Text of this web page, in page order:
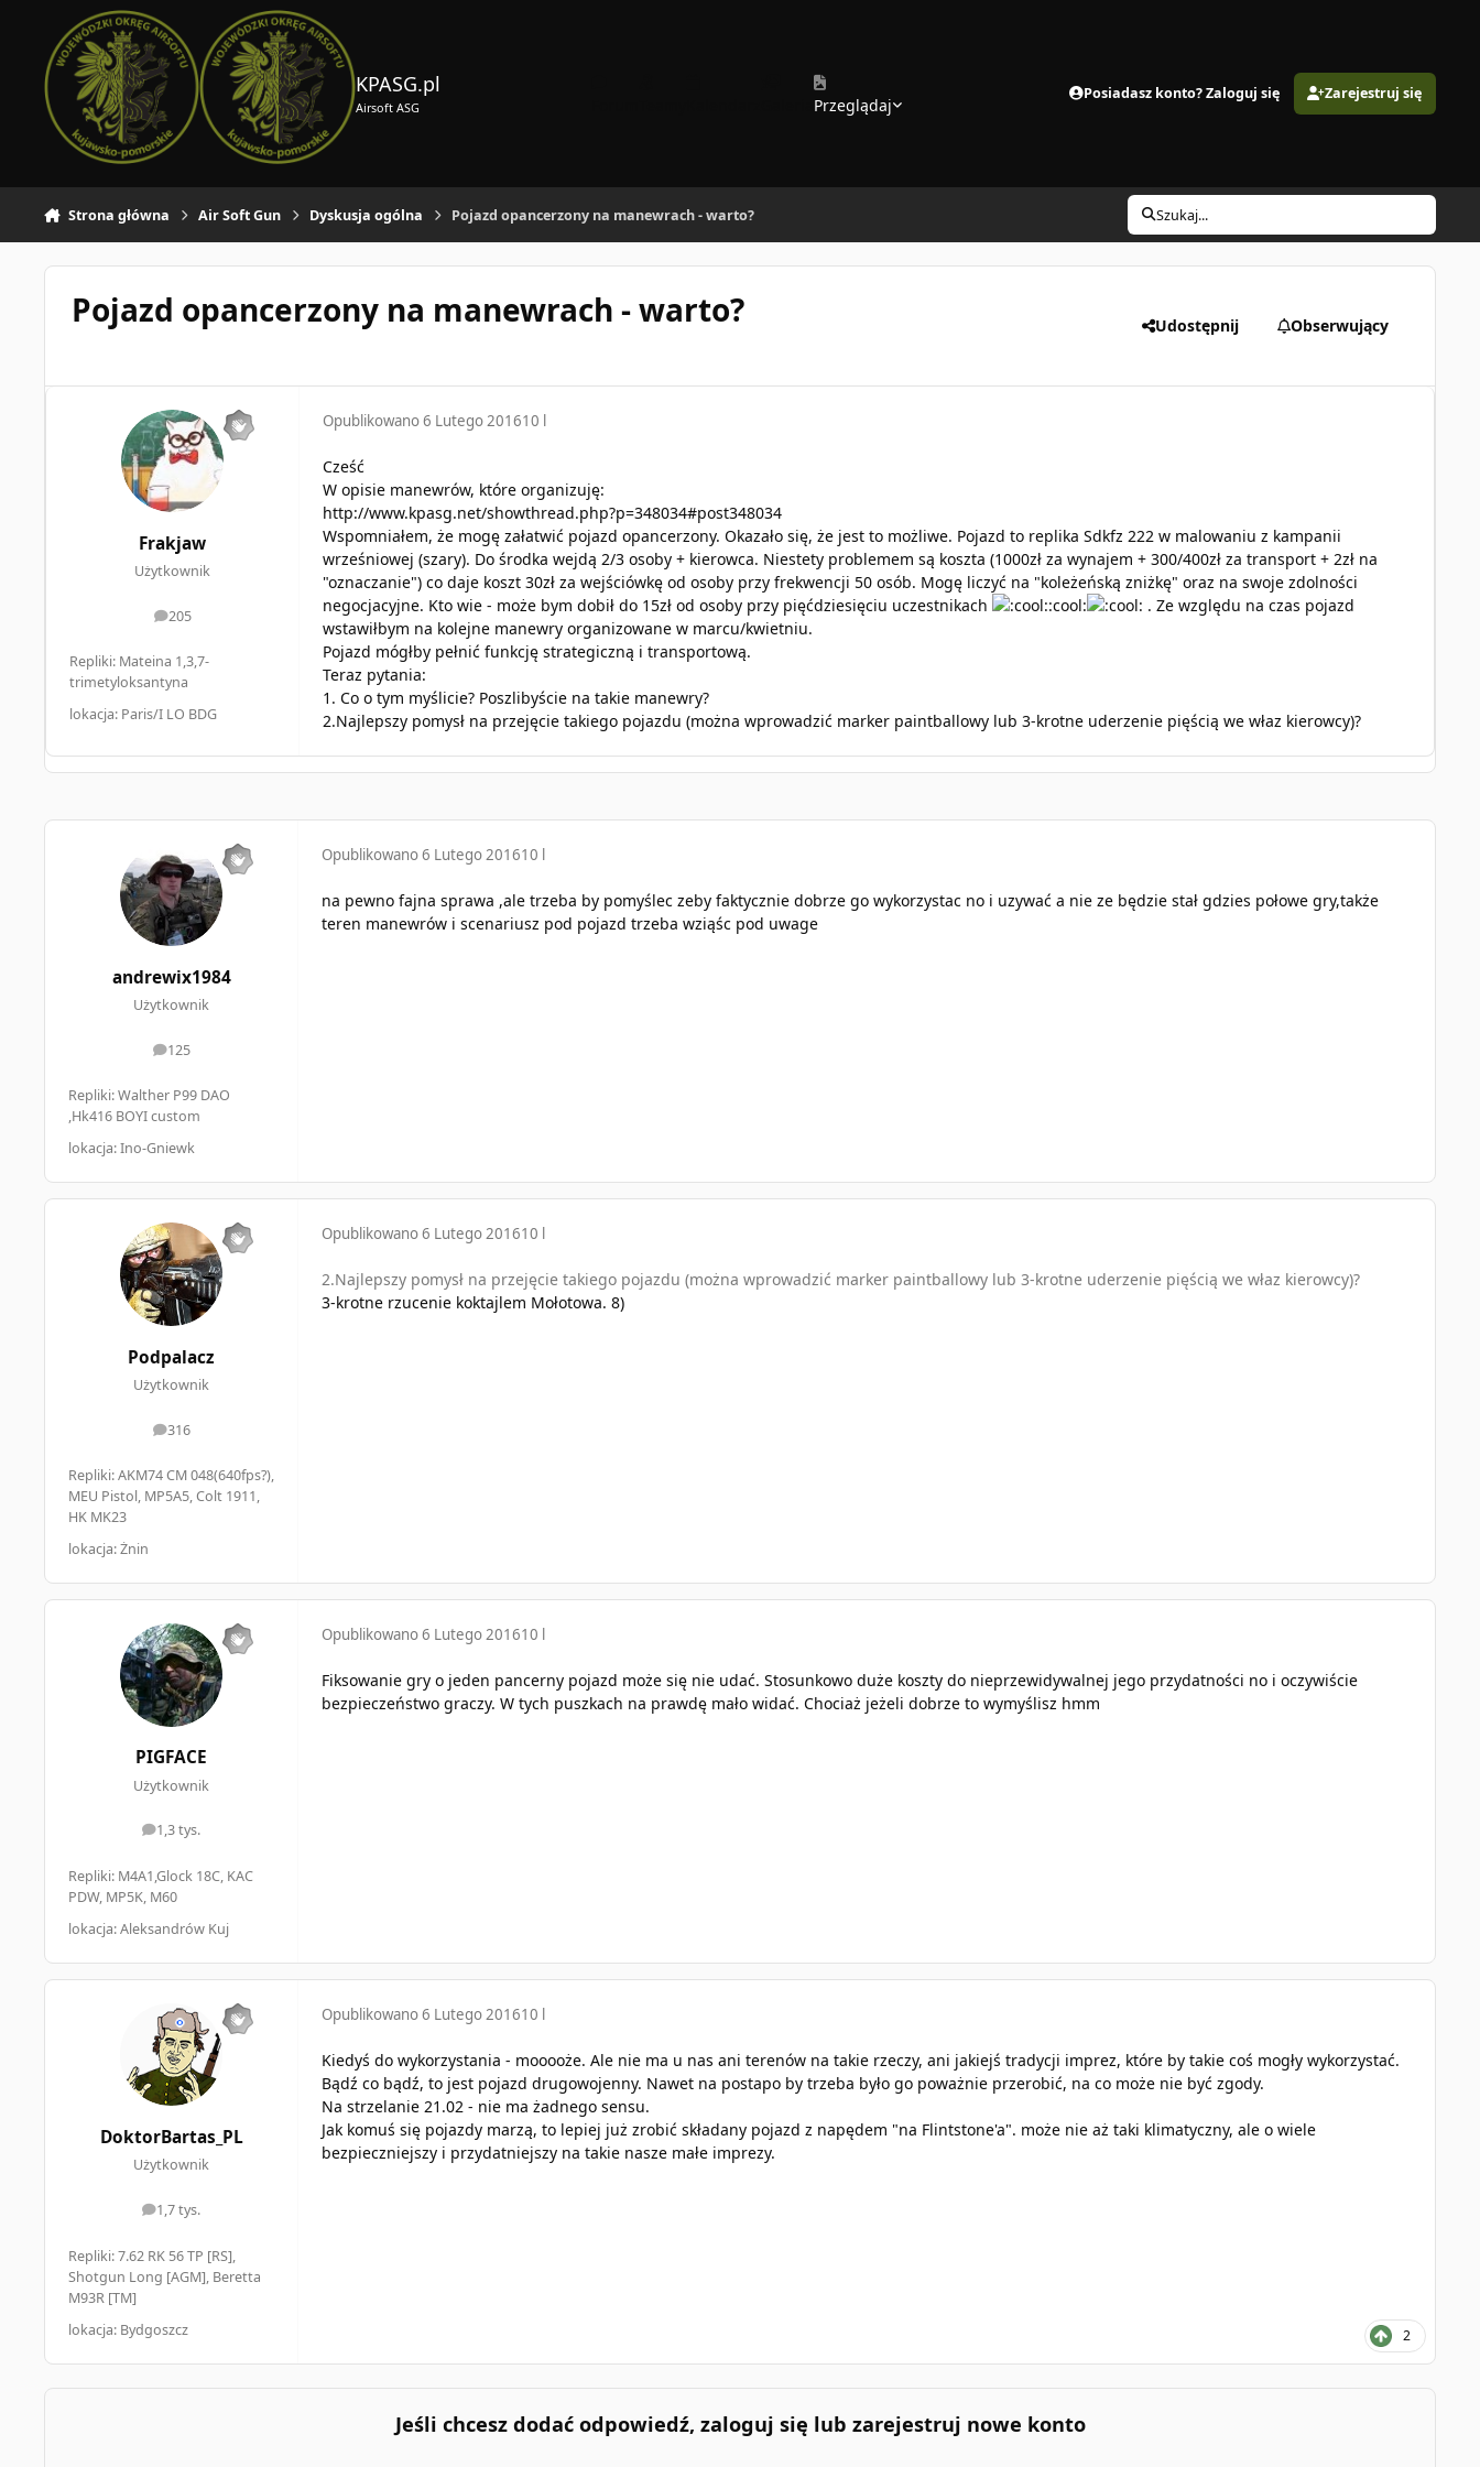
Skocz do zawartości
KPASG.pl
Airsoft ASG Przeglądaj
Posiadasz konto? Zaloguj się Zarejestruj się
Strona główna Air Soft Gun Dyskusja ogólna Pojazd opancerzony na manewrach - warto? Szukaj...
Pojazd opancerzony na manewrach - warto? Udostępnij Obserwujący
Frakjaw
Użytkownik
205
odpowiedzi
Repliki: Mateina 1,3,7-
trimetyloksantyna
lokacja: Paris/I LO BDG
Opublikowano6 Lutego 201610 l
Cześć
W opisie manewrów, które organizuję:
http://www.kpasg.net/showthread.php?p=348034#post348034
Wspomniałem, że mogę załatwić pojazd opancerzony. Okazało się, że jest to możliwe. Pojazd to replika Sdkfz 222 w malowaniu z kampanii
wrześniowej (szary). Do środka wejdą 2/3 osoby + kierowca. Niestety problemem są koszta (1000zł za wynajem + 300/400zł za transport + 2zł na
"oznaczanie") co daje koszt 30zł za wejściówkę od osoby przy frekwencji 50 osób. Mogę liczyć na "koleżeńską zniżkę" oraz na swoje zdolności
negocjacyjne. Kto wie - może bym dobił do 15zł od osoby przy pięćdziesięciu uczestnikach
:cool:
. Ze względu na czas pojazd
wstawiłbym na kolejne manewry organizowane w marcu/kwietniu.
Pojazd mógłby pełnić funkcję strategiczną i transportową.
Teraz pytania:
1. Co o tym myślicie? Poszlibyście na takie manewry?
2.Najlepszy pomysł na przejęcie takiego pojazdu (można wprowadzić marker paintballowy lub 3-krotne uderzenie pięścią we właz kierowcy)?
andrewix1984
Użytkownik
125
odpowiedzi
Repliki: Walther P99 DAO
,Hk416 BOYI custom
lokacja: Ino-Gniewk
Opublikowano6 Lutego 201610 l
na pewno fajna sprawa ,ale trzeba by pomyślec zeby faktycznie dobrze go wykorzystac no i uzywać a nie ze będzie stał gdzies połowe gry,także
teren manewrów i scenariusz pod pojazd trzeba wziąśc pod uwage
Podpalacz
Użytkownik
316
odpowiedzi
Repliki: AKM74 CM 048(640fps?),
MEU Pistol, MP5A5, Colt 1911,
HK MK23
lokacja: Żnin
Opublikowano6 Lutego 201610 l
2.Najlepszy pomysł na przejęcie takiego pojazdu (można wprowadzić marker paintballowy lub 3-krotne uderzenie pięścią we właz kierowcy)?
3-krotne rzucenie koktajlem Mołotowa. 8)
PIGFACE
Użytkownik
1,3 tys.
odpowiedzi
Repliki: M4A1,Glock 18C, KAC
PDW, MP5K, M60
lokacja: Aleksandrów Kuj
Opublikowano6 Lutego 201610 l
Fiksowanie gry o jeden pancerny pojazd może się nie udać. Stosunkowo duże koszty do nieprzewidywalnej jego przydatności no i oczywiście
bezpieczeństwo graczy. W tych puszkach na prawdę mało widać. Chociaż jeżeli dobrze to wymyślisz hmm
DoktorBartas_PL
Użytkownik
1,7 tys.
odpowiedzi
Repliki: 7.62 RK 56 TP [RS],
Shotgun Long [AGM], Beretta
M93R [TM]
lokacja: Bydgoszcz
Opublikowano6 Lutego 201610 l
Kiedyś do wykorzystania - mooooże. Ale nie ma u nas ani terenów na takie rzeczy, ani jakiejś tradycji imprez, które by takie coś mogły wykorzystać.
Bądź co bądź, to jest pojazd drugowojenny. Nawet na postapo by trzeba było go poważnie przerobić, na co może nie być zgody.
Na strzelanie 21.02 - nie ma żadnego sensu.
Jak komuś się pojazdy marzą, to lepiej już zrobić składany pojazd z napędem "na Flintstone'a". może nie aż taki klimatyczny, ale o wiele
bezpieczniejszy i przydatniejszy na takie nasze małe imprezy.
2
Jeśli chcesz dodać odpowiedź, zaloguj się lub zarejestruj nowe konto